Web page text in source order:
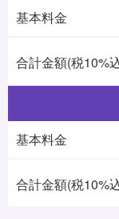
基本料金
合計金額(税10%
基本料金
合計金額(税10%